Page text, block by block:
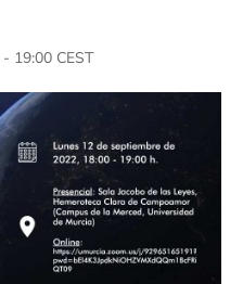
- 19:00 CEST